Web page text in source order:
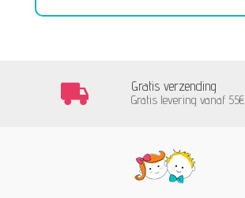
Gratis verzending
Gratis levering vanaf 55€